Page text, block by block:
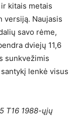
kitais metais
versiją. Naujasis
savo rėme,
dviejų 11,6
sunkvežimis
lenkė visus
T16 1988-ųjų